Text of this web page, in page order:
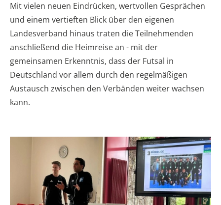
Mit vielen neuen Eindrücken, wertvollen Gesprächen
und einem vertieften Blick über den eigenen
Landesverband hinaus traten die Teilnehmenden
anschließend die Heimreise an - mit der
gemeinsamen Erkenntnis, dass der Futsal in
Deutschland vor allem durch den regelmäßigen
Austausch zwischen den Verbänden weiter wachsen
kann.